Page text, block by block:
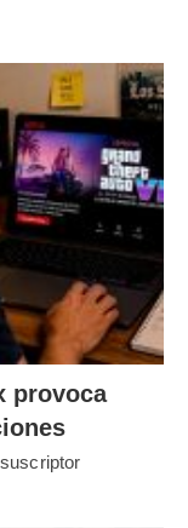
provoca